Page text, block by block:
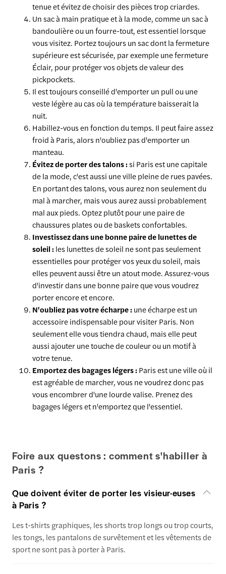
tenue et évitez de choisir des pièces trop criardes.
Un sac à main pratique et à la mode, comme un sac à
bandoulière ou un fourre-tout, est essentiel lorsque
vous visitez. Portez toujours un sac dont la fermeture
supérieure est sécurisée, par exemple une fermeture
Éclair, pour protéger vos objets de valeur des
pickpockets.
Il est toujours conseillé d'emporter un pull ou une
veste légère au cas où la température baisserait la
nuit.
Habillez-vous en fonction du temps. Il peut faire assez
froid à Paris, alors n'oubliez pas d'emporter un
manteau.
Évitez de porter des talons :si Paris est une capitale
de la mode, c'est aussi une ville pleine de rues pavées.
En portant des talons, vous aurez non seulement du
mal à marcher, mais vous aurez aussi probablement
mal aux pieds. Optez plutôt pour une paire de
chaussures plates ou de baskets confortables.
Investissez dans une bonne paire de lunettes de
soleil : les lunettes de soleil ne sont pas seulement
essentielles pour protéger vos yeux du soleil, mais
elles peuvent aussi être un atout mode. Assurez-vous
d'investir dans une bonne paire que vous voudrez
porter encore et encore.
N'oubliez pas votre écharpe : une écharpe est un
accessoire indispensable pour visiter Paris. Non
seulement elle vous tiendra chaud, mais elle peut
aussi ajouter une touche de couleur ou un motif à
votre tenue.
Emportez des bagages légers : Paris est une ville où il
est agréable de marcher, vous ne voudrez donc pas
vous encombrer d'une lourde valise. Prenez des
bagages légers et n'emportez que l'essentiel.
Foire aux questons : comment s'habiller à
Paris ?
Que doivent éviter de porter les visieur·euses
à Paris ?
Les t-shirts graphiques, les shorts trop longs ou trop courts,
les tongs, les pantalons de survêtement et les vêtements de
sport ne sont pas à porter à Paris.